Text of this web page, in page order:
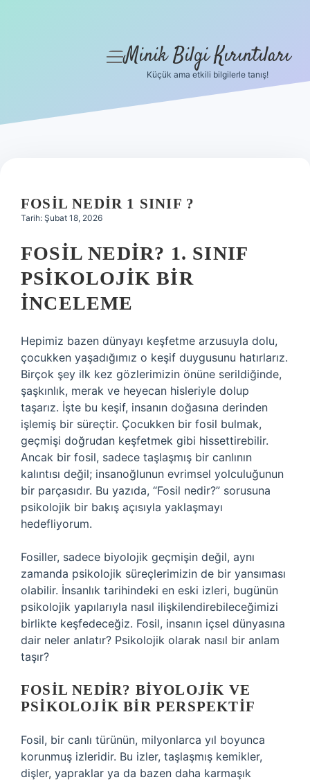
Hakkımızda
menüyü
Minik Bilgi Kırıntıları
Küçük ama etkili bilgilerle tanış!
FOSIL NEDIR 1 SINIF ?
Tarih: Şubat 18, 2026
FOSIL NEDIR? 1. SINIF
PSIKOLOJIK BIR
İNCELEME
Hepimiz bazen dünyayı keşfetme arzusuyla dolu,
çocukken yaşadığımız o keşif duygusunu hatırlarız.
Birçok şey ilk kez gözlerimizin önüne serildiğinde,
şaşkınlık, merak ve heyecan hisleriyle dolup
taşarız. İşte bu keşif, insanın doğasına derinden
işlemiş bir süreçtir. Çocukken bir fosil bulmak,
geçmişi doğrudan keşfetmek gibi hissettirebilir.
Ancak bir fosil, sadece taşlaşmış bir canlının
kalıntısı değil; insanoğlunun evrimsel yolculuğunun
bir parçasıdır. Bu yazıda, “Fosil nedir?” sorusuna
psikolojik bir bakış açısıyla yaklaşmayı
hedefliyorum.
Fosiller, sadece biyolojik geçmişin değil, aynı
zamanda psikolojik süreçlerimizin de bir yansıması
olabilir. İnsanlık tarihindeki en eski izleri, bugünün
psikolojik yapılarıyla nasıl ilişkilendirebileceğimizi
birlikte keşfedeceğiz. Fosil, insanın içsel dünyasına
dair neler anlatır? Psikolojik olarak nasıl bir anlam
taşır?
FOSIL NEDIR? BIYOLOJIK VE
PSIKOLOJIK BIR PERSPEKTIF
Fosil, bir canlı türünün, milyonlarca yıl boyunca
korunmuş izleridir. Bu izler, taşlaşmış kemikler,
dişler, yapraklar ya da bazen daha karmaşık